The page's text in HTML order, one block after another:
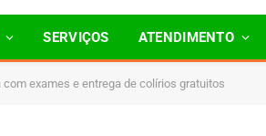
SERVIÇOS ATENDIMENTO
exames e entrega de colírios gratuitos